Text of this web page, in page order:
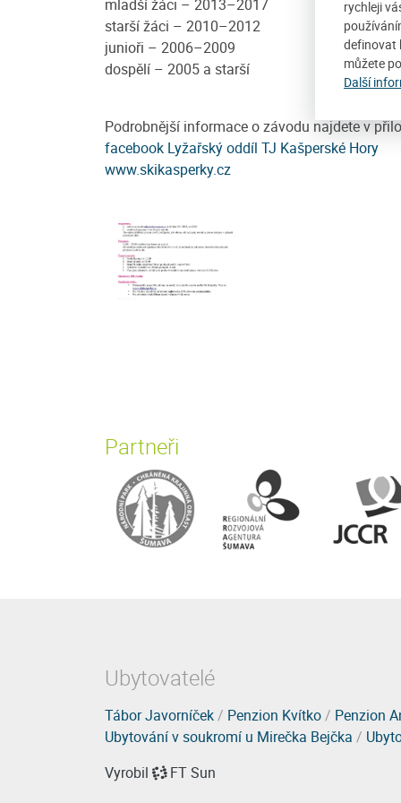
rychleji
definovat
můžete
Další
mladší žáci – 2013–2017
starší žáci – 2010–2012
junioři – 2006–2009
dospělí – 2005 a starší
Podrobnější informace o závodu najdete v
facebook Lyžařský oddíl TJ Kašperské Hory
www.skikasperky.cz
Partneři
Ubytovatelé
Tábor Javorníček/ Penzion Kvítko/ Penzion
Ubytování v soukromí u Mirečka Bejčka /
Vyrobil
FT Sun